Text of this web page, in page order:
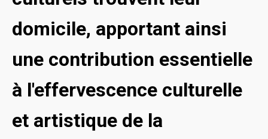
domicile, apportant ainsi
une contribution essentielle
à l'effervescence culturelle
et artistique de la